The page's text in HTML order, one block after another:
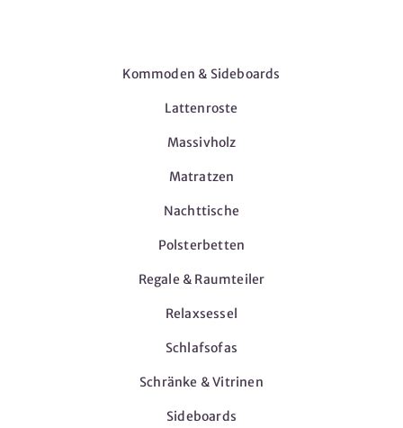
Kommoden & Sideboards
Lattenroste
Massivholz
Matratzen
Nachttische
Polsterbetten
Regale & Raumteiler
Relaxsessel
Schlafsofas
Schränke & Vitrinen
Sideboards